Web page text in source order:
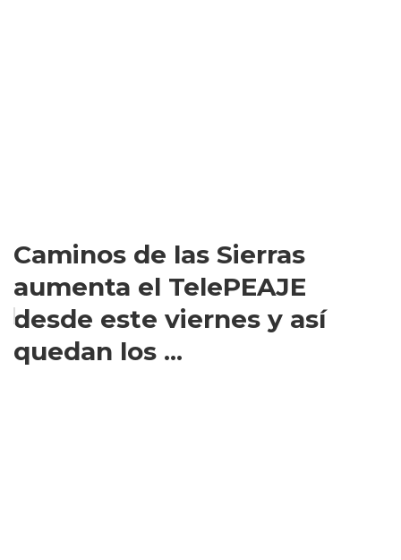
Caminos de las Sierras
aumenta el TelePEAJE
desde este viernes y así
quedan los ...